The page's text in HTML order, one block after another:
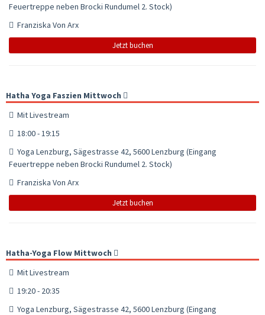
Feuertreppe neben Brocki Rundumel 2. Stock)
Franziska Von Arx
Jetzt buchen
Hatha Yoga Faszien Mittwoch
Mit Livestream
18:00 - 19:15
Yoga Lenzburg, Sägestrasse 42, 5600 Lenzburg (Eingang
Feuertreppe neben Brocki Rundumel 2. Stock)
Franziska Von Arx
Jetzt buchen
Hatha-Yoga Flow Mittwoch
Mit Livestream
19:20 - 20:35
Yoga Lenzburg, Sägestrasse 42, 5600 Lenzburg (Eingang